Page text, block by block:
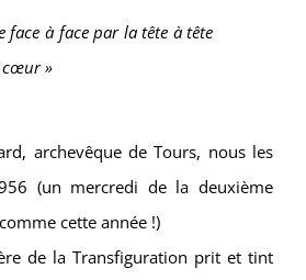
face à face par la tête à tête
»
archevêque de Tours, nous les
(un mercredi de la deuxième
cette année !)
de la Transfiguration prit et tint